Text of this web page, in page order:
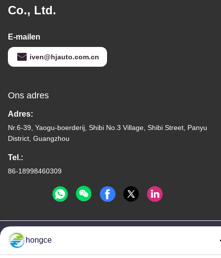
Co., Ltd.
E-mailen
iven@hjauto.com.cn
Ons adres
Adres:
Nr.6-39, Yaogu-boerderij, Shibi No.3 Village, Shibi Street, Panyu
District, Guangzhou
Tel.:
86-18998460309
De Goede Kwaliteit van China CEI-Testmateriaal Leverancier.
hongce